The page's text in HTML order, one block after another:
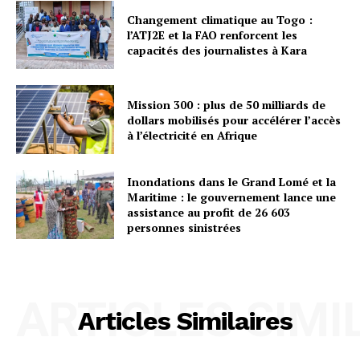
Changement climatique au Togo :
l’ATJ2E et la FAO renforcent les
capacités des journalistes à Kara
Mission 300 : plus de 50 milliards de
dollars mobilisés pour accélérer l’accès
à l’électricité en Afrique
Inondations dans le Grand Lomé et la
Maritime : le gouvernement lance une
assistance au profit de 26 603
personnes sinistrées
Articles Similaires
ARTICLES